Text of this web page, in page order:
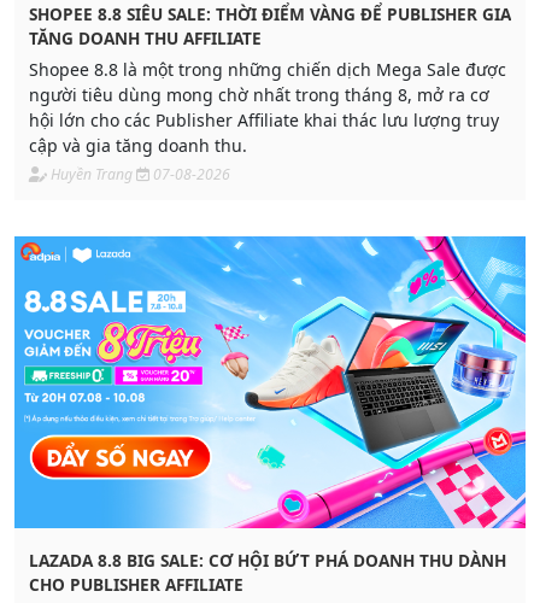
SHOPEE 8.8 SIÊU SALE: THỜI ĐIỂM VÀNG ĐỂ PUBLISHER GIA
TĂNG DOANH THU AFFILIATE
Shopee 8.8 là một trong những chiến dịch Mega Sale được
người tiêu dùng mong chờ nhất trong tháng 8, mở ra cơ
hội lớn cho các Publisher Affiliate khai thác lưu lượng truy
cập và gia tăng doanh thu.
Huyền Trang 07-08-2026
LAZADA 8.8 BIG SALE: CƠ HỘI BỨT PHÁ DOANH THU DÀNH
CHO PUBLISHER AFFILIATE